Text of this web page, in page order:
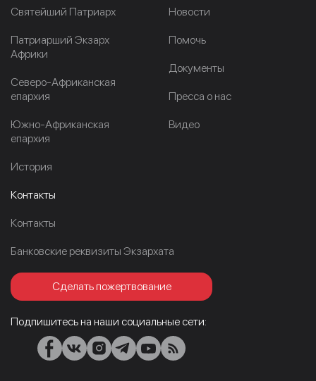
Cвятейший Патриарх
Патриарший Экзарх
Африки
Северо-Африканская
епархия
Южно-Африканская
епархия
История
Новости
Помочь
Документы
Пресса о нас
Видео
Контакты
Контакты
Банковские реквизиты Экзархата
Сделать пожертвование
Подпишитесь на наши социальные сети: